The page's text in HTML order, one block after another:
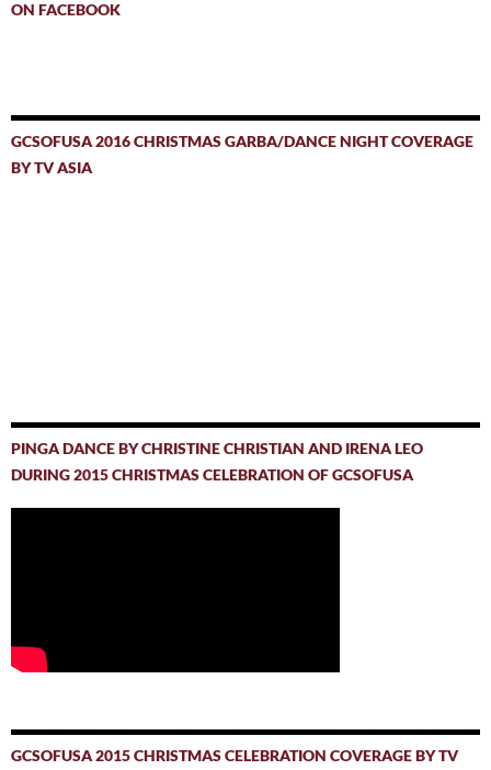
ON FACEBOOK
GCSOFUSA 2016 CHRISTMAS GARBA/DANCE NIGHT COVERAGE
BY TV ASIA
PINGA DANCE BY CHRISTINE CHRISTIAN AND IRENA LEO
DURING 2015 CHRISTMAS CELEBRATION OF GCSOFUSA
GCSOFUSA 2015 CHRISTMAS CELEBRATION COVERAGE BY TV